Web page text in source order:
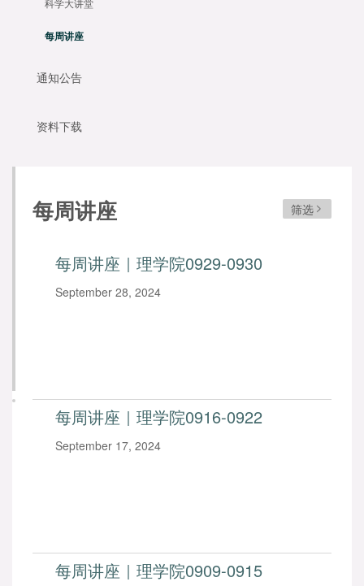
科学大讲堂
每周讲座
通知公告
资料下载
每周讲座 筛选
每周讲座｜理学院0929-0930
September 28, 2024
每周讲座｜理学院0916-0922
September 17, 2024
每周讲座｜理学院0909-0915